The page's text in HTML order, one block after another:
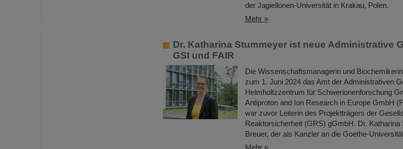
der Jagiellonen-Universität in Krakau, Polen.
Mehr »
Dr. Katharina Stummeyer ist neue Administrative
GSI und FAIR
Die Wissenschaftsmanagerin und
zum 1. Juni 2024 das Amt der Administrativen
Helmholtzzentrum für Schwerionenforschung
Antiproton and Ion Research in Europe GmbH
war zuvor Leiterin des Projektträgers der
Reaktorsicherheit (GRS) gGmbH. Dr.
Breuer, der als Kanzler an die Goethe-
Mehr »